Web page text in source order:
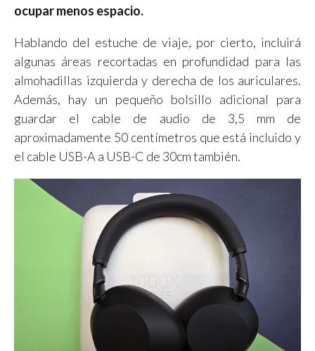
ocupar menos espacio.
Hablando del estuche de viaje, por cierto, incluirá
algunas áreas recortadas en profundidad para las
almohadillas izquierda y derecha de los auriculares.
Además, hay un pequeño bolsillo adicional para
guardar el cable de audio de 3,5 mm de
aproximadamente 50 centímetros que está incluido y
el cable USB-A a USB-C de 30cm también.